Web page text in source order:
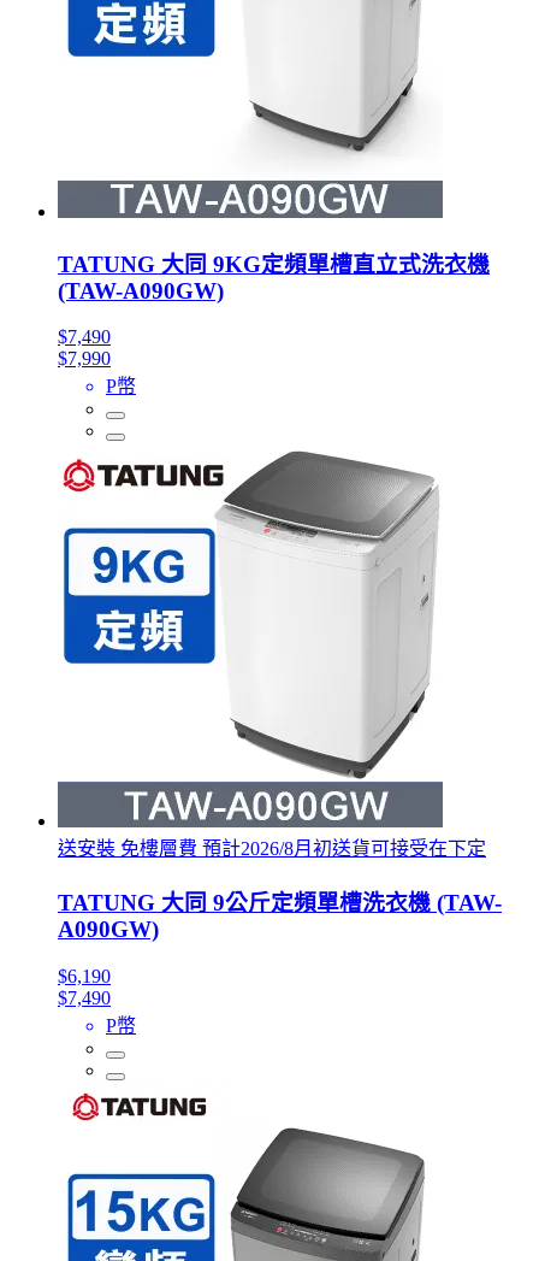
TATUNG 大同 9KG定頻單槽直立式洗衣機
(TAW-A090GW)
$7,490
$7,990
P幣
送安裝 免樓層費 預計2026/8月初送貨可接受在下定
TATUNG 大同 9公斤定頻單槽洗衣機 (TAW-
A090GW)
$6,190
$7,490
P幣